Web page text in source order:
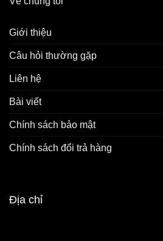
Giới thiệu
Câu hỏi thường gặp
Liên hệ
Bài viết
Chính sách bảo mật
Chính sách đổi trả hàng
Địa chỉ